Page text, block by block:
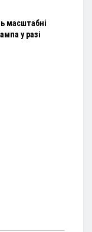
масштабні
у разі